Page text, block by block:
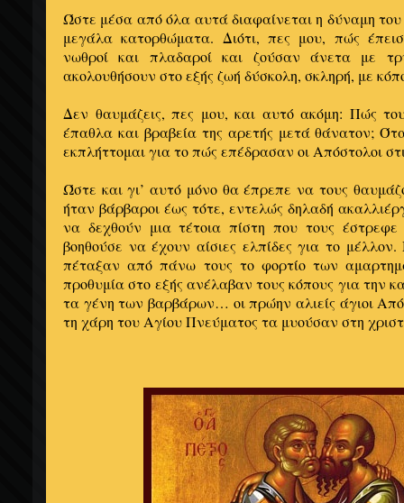
Ώστε μέσα από όλα αυτά διαφαίνεται η δύναμη
μεγάλα κατορθώματα. Διότι, πες μου, πώς
νωθροί και πλαδαροί και ζούσαν άνετα με
ακολουθήσουν στο εξής ζωή δύσκολη, σκληρή, με
Δεν θαυμάζεις, πες μου, και αυτό ακόμη: Πώς
έπαθλα και βραβεία της αρετής μετά θάνατον;
εκπλήττομαι για το πώς επέδρασαν οι Απόστολοι
Ώστε και γι’ αυτό μόνο θα έπρεπε να τους
ήταν βάρβαροι έως τότε, εντελώς δηλαδή
να δεχθούν μια τέτοια πίστη που τους
βοηθούσε να έχουν αίσιες ελπίδες για το
πέταξαν από πάνω τους το φορτίο των
προθυμία στο εξής ανέλαβαν τους κόπους για την
τα γένη των βαρβάρων… οι πρώην αλιείς άγιοι
τη χάρη του Αγίου Πνεύματος τα μυούσαν στη